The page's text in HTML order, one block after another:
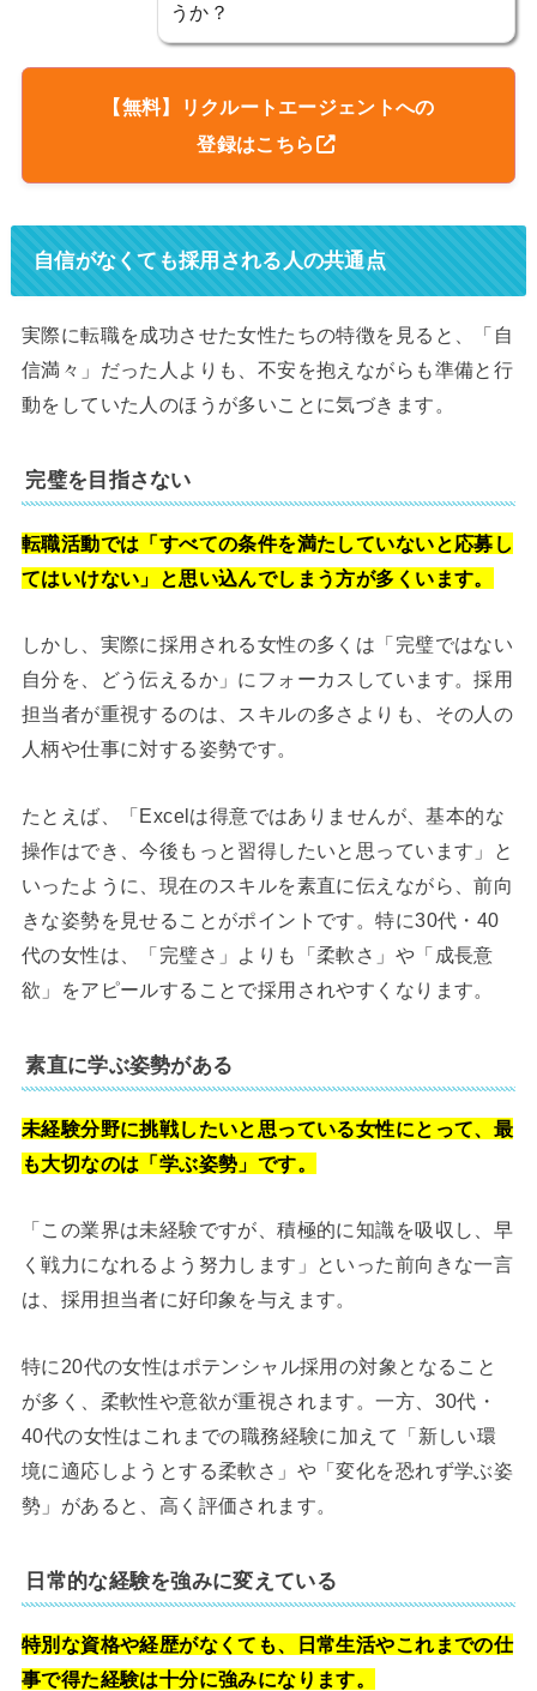
うか？
【無料】リクルートエージェントへの
登録はこちら
自信がなくても採用される人の共通点
実際に転職を成功させた女性たちの特徴を見ると、「自
信満々」だった人よりも、不安を抱えながらも準備と行
動をしていた人のほうが多いことに気づきます。
完璧を目指さない
転職活動では「すべての条件を満たしていないと応募し
てはいけない」と思い込んでしまう方が多くいます。
しかし、実際に採用される女性の多くは「完璧ではない
自分を、どう伝えるか」にフォーカスしています。採用
担当者が重視するのは、スキルの多さよりも、その人の
人柄や仕事に対する姿勢です。
たとえば、「Excelは得意ではありませんが、基本的な
操作はでき、今後もっと習得したいと思っています」と
いったように、現在のスキルを素直に伝えながら、前向
きな姿勢を見せることがポイントです。特に30代・40
代の女性は、「完璧さ」よりも「柔軟さ」や「成長意
欲」をアピールすることで採用されやすくなります。
素直に学ぶ姿勢がある
未経験分野に挑戦したいと思っている女性にとって、最
も大切なのは「学ぶ姿勢」です。
「この業界は未経験ですが、積極的に知識を吸収し、早
く戦力になれるよう努力します」といった前向きな一言
は、採用担当者に好印象を与えます。
特に20代の女性はポテンシャル採用の対象となること
が多く、柔軟性や意欲が重視されます。一方、30代・
40代の女性はこれまでの職務経験に加えて「新しい環
境に適応しようとする柔軟さ」や「変化を恐れず学ぶ姿
勢」があると、高く評価されます。
日常的な経験を強みに変えている
特別な資格や経歴がなくても、日常生活やこれまでの仕
事で得た経験は十分に強みになります。